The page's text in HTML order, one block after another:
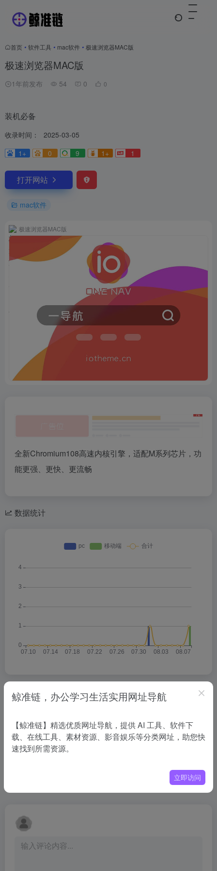
首页 • 软件工具 • mac软件 • 极速浏览器MAC版
极速浏览器MAC版
1年前发布 54 0 0
装机必备
收录时间：
2025-03-05
1+
0 9 1+ 1
打开网站
mac软件
极速浏览器MAC版
全新Chromium108高速内核引擎，适配M系列芯片，功
能更强、更快、更流畅
数据统计
相关导航
没有相关内容!
鲸准链，办公学习生活实用网址导航
【鲸准链】精选优质网址导航，提供 AI 工具、软件下
载、在线工具、素材资源、影音娱乐等分类网址，助您快
速找到所需资源。
立即访问